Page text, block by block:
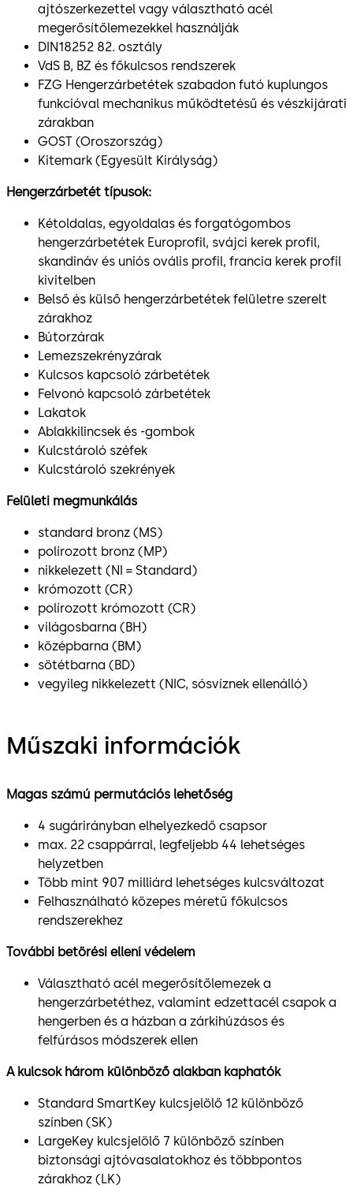
ajtószerkezettel vagy választható acél
megerősítőlemezekkel használják
DIN18252 82. osztály
VdS B, BZ és főkulcsos rendszerek
FZG Hengerzárbetétek szabadon futó kuplungos
funkcióval mechanikus működtetésű és vészkijárati
zárakban
GOST (Oroszország)
Kitemark (Egyesült Királyság)
Hengerzárbetét típusok:
Kétoldalas, egyoldalas és forgatógombos
hengerzárbetétek Europrofil, svájci kerek profil,
skandináv és uniós ovális profil, francia kerek profil
kivitelben
Belső és külső hengerzárbetétek felületre szerelt
zárakhoz
Bútorzárak
Lemezszekrényzárak
Kulcsos kapcsoló zárbetétek
Felvonó kapcsoló zárbetétek
Lakatok
Ablakkilincsek és -gombok
Kulcstároló széfek
Kulcstároló szekrények
Felületi megmunkálás
standard bronz (MS)
polírozott bronz (MP)
nikkelezett (NI = Standard)
krómozott (CR)
polírozott krómozott (CR)
világosbarna (BH)
középbarna (BM)
sötétbarna (BD)
vegyileg nikkelezett (NIC, sósvíznek ellenálló)
Műszaki információk
Magas számú permutációs lehetőség
4 sugárirányban elhelyezkedő csapsor
max. 22 csappárral, legfeljebb 44 lehetséges
helyzetben
Több mint 907 milliárd lehetséges kulcsváltozat
Felhasználható közepes méretű főkulcsos
rendszerekhez
További betörési elleni védelem
Választható acél megerősítőlemezek a
hengerzárbetéthez, valamint edzettacél csapok a
hengerben és a házban a zárkihúzásos és
felfúrásos módszerek ellen
A kulcsok három különböző alakban kaphatók
Standard SmartKey kulcsjelölő 12 különböző
színben (SK)
LargeKey kulcsjelölő 7 különböző színben
biztonsági ajtóvasalatokhoz és többpontos
zárakhoz (LK)